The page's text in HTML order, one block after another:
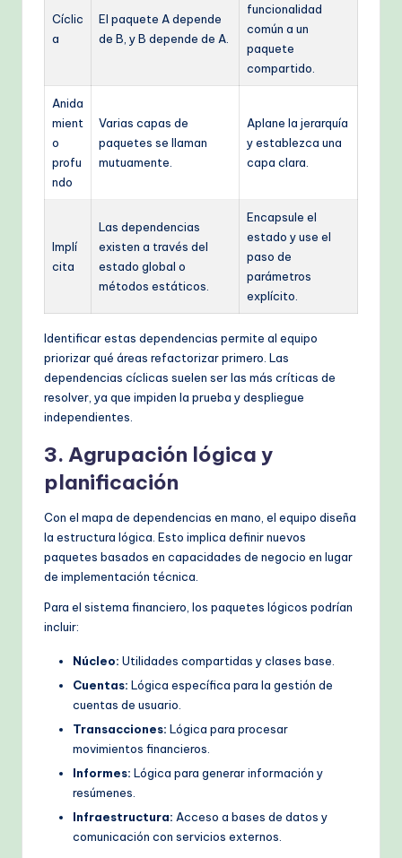
Cíclic
a
El paquete A depende
de B, y B depende de A.
funcionalidad
común a un
paquete
compartido.
Anida
mient
o
profu
ndo
Varias capas de
paquetes se llaman
mutuamente.
Aplane la jerarquía
y establezca una
capa clara.
Implí
cita
Las dependencias
existen a través del
estado global o
métodos estáticos.
Encapsule el
estado y use el
paso de
parámetros
explícito.
Identificar estas dependencias permite al equipo
priorizar qué áreas refactorizar primero. Las
dependencias cíclicas suelen ser las más críticas de
resolver, ya que impiden la prueba y despliegue
independientes.
3. Agrupación lógica y
planificación
Con el mapa de dependencias en mano, el equipo diseña
la estructura lógica. Esto implica definir nuevos
paquetes basados en capacidades de negocio en lugar
de implementación técnica.
Para el sistema financiero, los paquetes lógicos podrían
incluir:
Núcleo: Utilidades compartidas y clases base.
Cuentas: Lógica específica para la gestión de
cuentas de usuario.
Transacciones: Lógica para procesar
movimientos financieros.
Informes: Lógica para generar información y
resúmenes.
Infraestructura: Acceso a bases de datos y
comunicación con servicios externos.